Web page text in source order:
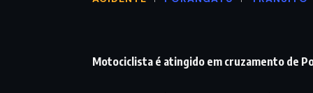
Motociclista é atingido em cruzamento de